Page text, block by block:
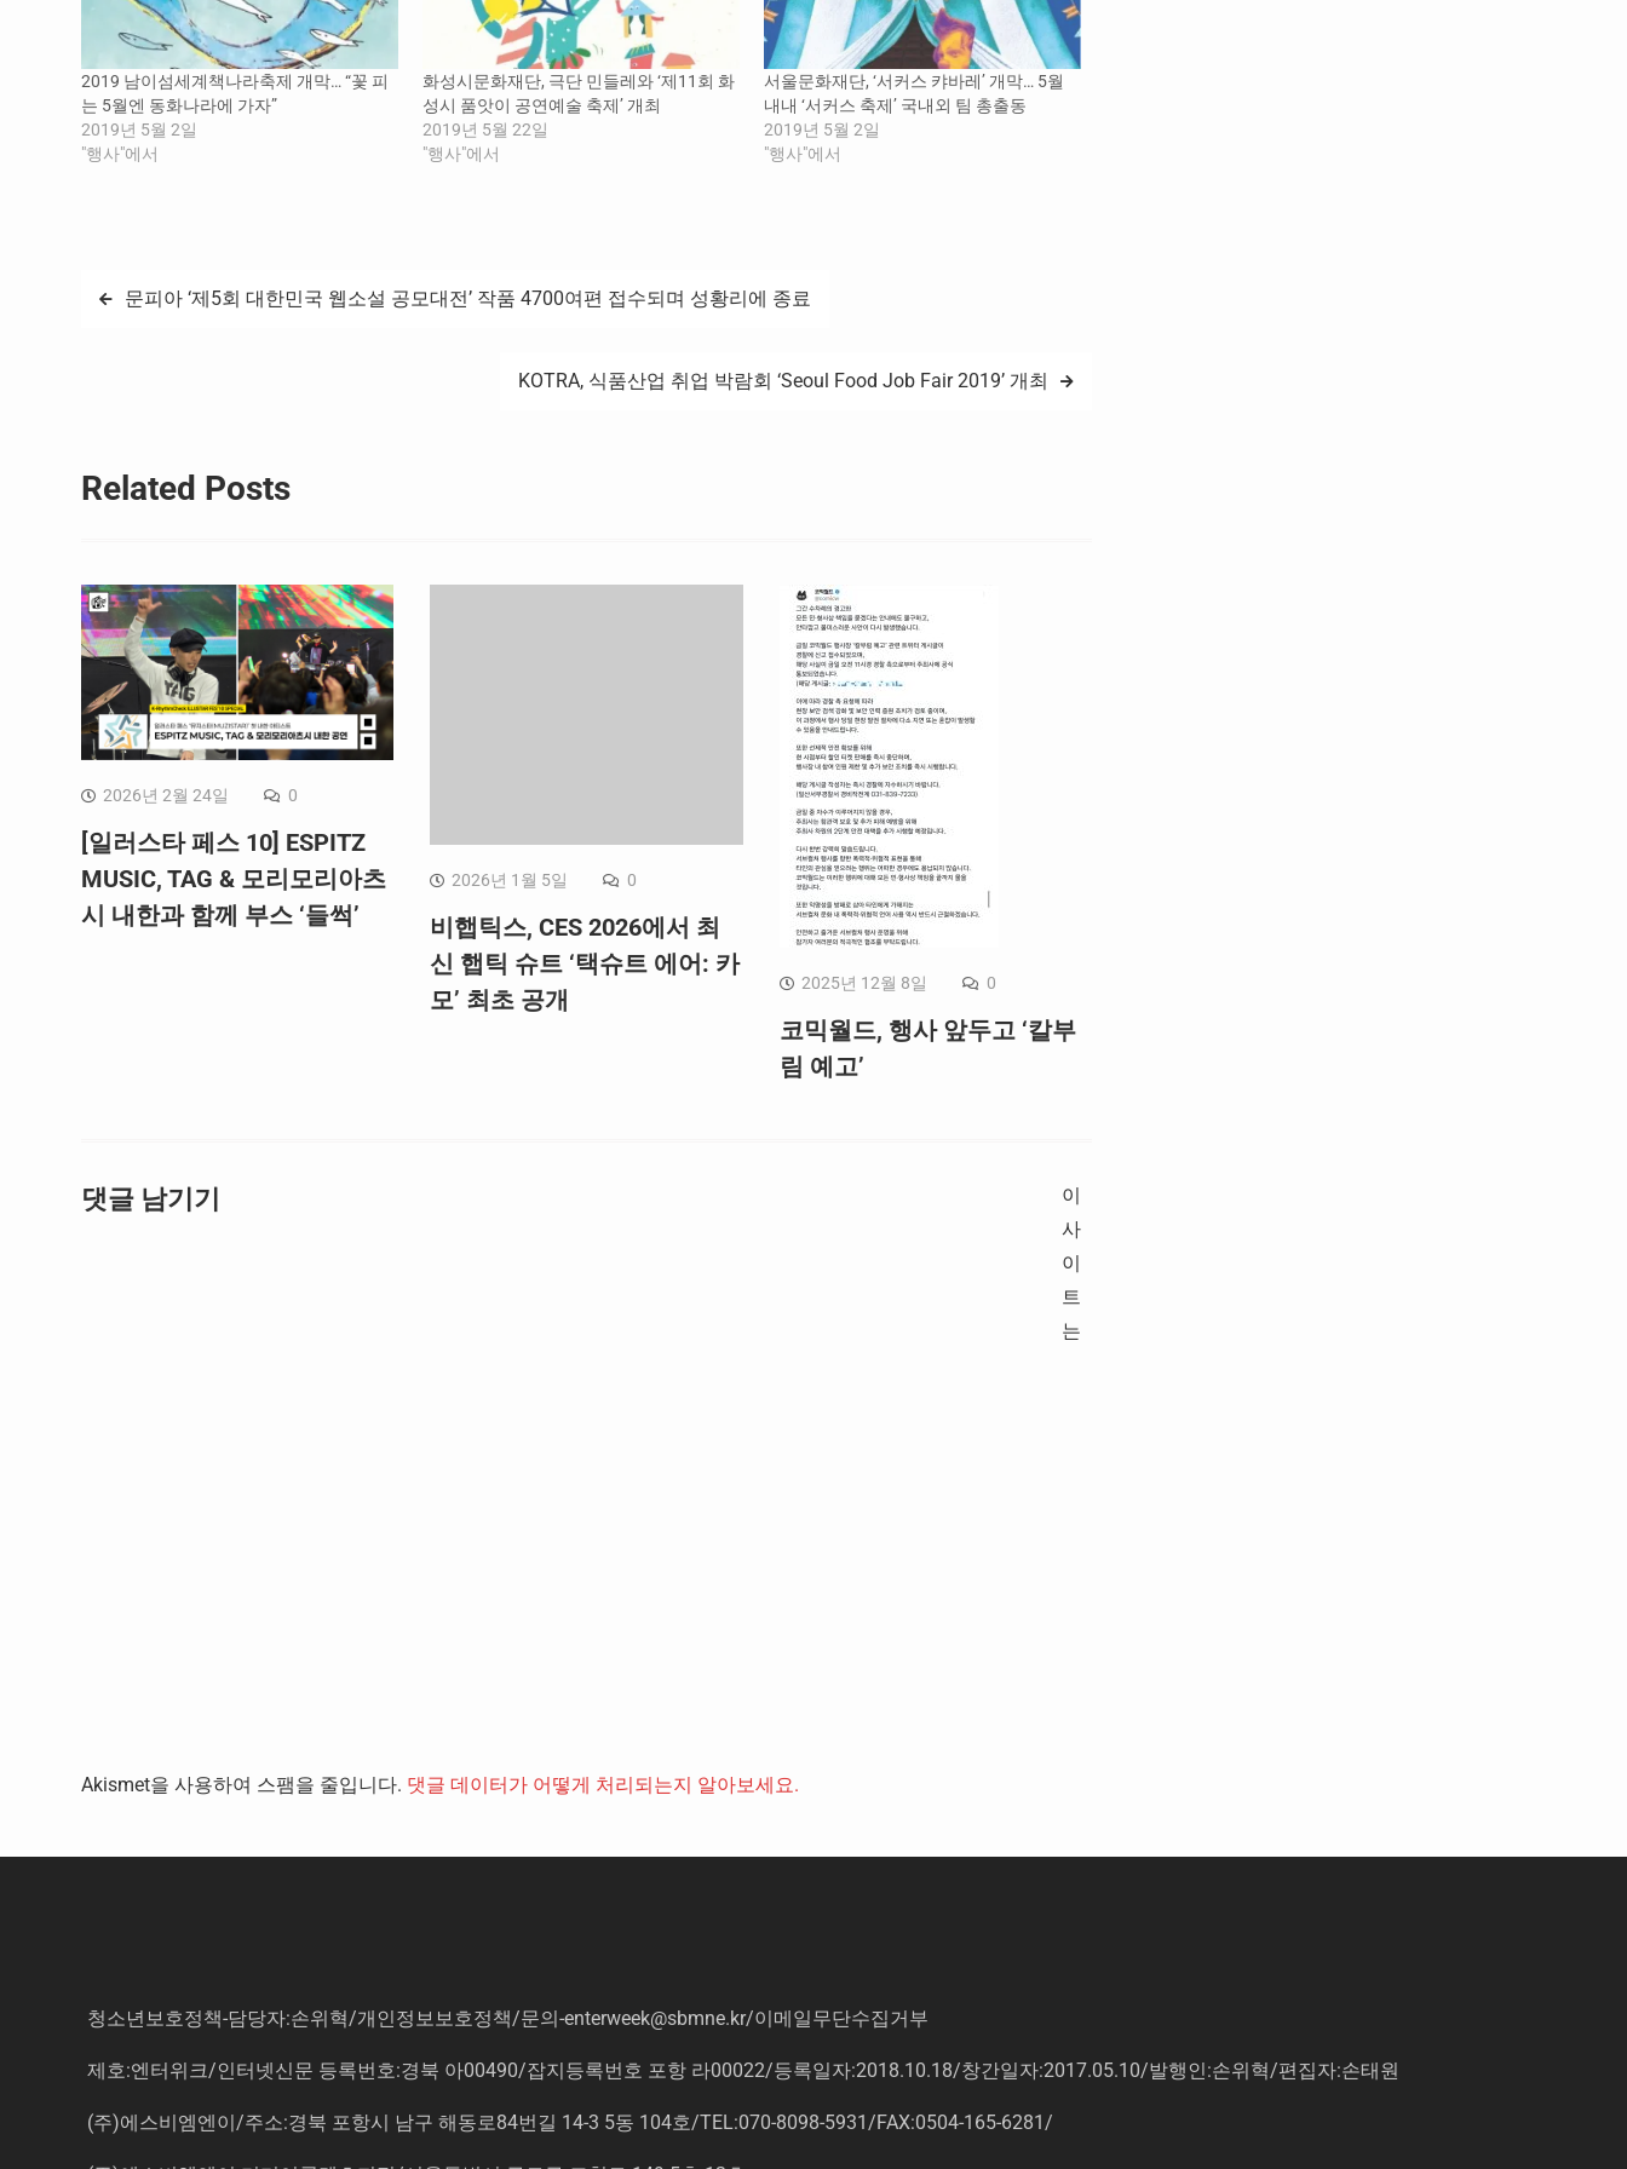
2019 남이섬세계책나라축제 개막… “꽃 피
는 5월엔 동화나라에 가자”
2019년 5월 2일
"행사"에서
화성시문화재단, 극단 민들레와 ‘제11회 화
성시 품앗이 공연예술 축제’ 개최
2019년 5월 22일
"행사"에서
서울문화재단, ‘서커스 캬바레’ 개막… 5월
내내 ‘서커스 축제’ 국내외 팀 총출동
2019년 5월 2일
"행사"에서
글 문피아 ‘제5회 대한민국 웹소설 공모대전’ 작품 4700여편 접수되며 성황리에 종료
KOTRA, 식품산업 취업 박람회 ‘Seoul Food Job Fair 2019’ 개최
Related Posts
2026년 2월 24일 0
[일러스타 페스 10] ESPITZ
MUSIC, TAG & 모리모리아츠
시 내한과 함께 부스 ‘들썩’
2026년 1월 5일 0
비햅틱스, CES 2026에서 최
신 햅틱 슈트 ‘택슈트 에어: 카
모’ 최초 공개
2025년 12월 8일 0
코믹월드, 행사 앞두고 ‘칼부
림 예고’
댓글 남기기
이
사
이
트
는
Akismet을 사용하여 스팸을 줄입니다. 댓글 데이터가 어떻게 처리되는지 알아보세요.
청소년보호정책-담당자:손위혁/개인정보보호정책/문의-enterweek@sbmne.kr/이메일무단수집거부
제호:엔터위크/인터넷신문 등록번호:경북 아00490/잡지등록번호 포항 라00022/등록일자:2018.10.18/창간일자:2017.05.10/발행인:손위혁/편집자:손태원
(주)에스비엠엔이/주소:경북 포항시 남구 해동로84번길 14-3 5동 104호/TEL:070-8098-5931/FAX:0504-165-6281/